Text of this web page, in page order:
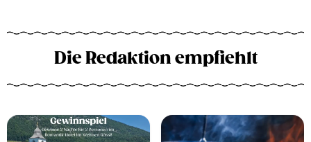
Die Redaktion empfiehlt